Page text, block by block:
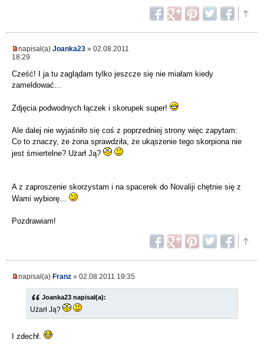
napisał(a) Joanka23 » 02.08.2011
18:29
Cześć! I ja tu zaglądam tylko jeszcze się nie miałam kiedy
zameldować...
Zdjęcia podwodnych łączek i skorupek super!
Ale dalej nie wyjaśniło się coś z poprzedniej strony więc zapytam:
Co to znaczy, że żona sprawdziła, że ukąszenie tego skorpiona nie
jest śmiertelne? Użarł Ją?
A z zaproszenie skorzystam i na spacerek do Novaliji chętnie się z
Wami wybiorę...
Pozdrawiam!
napisał(a) Franz » 02.08.2011 19:35
Joanka23 napisał(a):
Użarł Ją?
I zdechł.